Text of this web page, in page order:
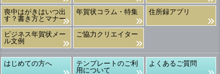
喪中はがきはいつ出
す？書き方とマナー
年賀状コラム・特集 住所録アプリ
ビジネス年賀状メー
ル文例
ご協力クリエイター
はじめての方へ
テンプレートのご利
用について
よくあるご質問